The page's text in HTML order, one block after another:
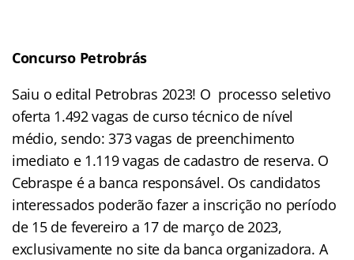
Concurso Petrobrás
Saiu o edital Petrobras 2023! O processo seletivo
oferta 1.492 vagas de curso técnico de nível
médio, sendo: 373 vagas de preenchimento
imediato e 1.119 vagas de cadastro de reserva. O
Cebraspe é a banca responsável. Os candidatos
interessados poderão fazer a inscrição no período
de 15 de fevereiro a 17 de março de 2023,
exclusivamente no site da banca organizadora. A